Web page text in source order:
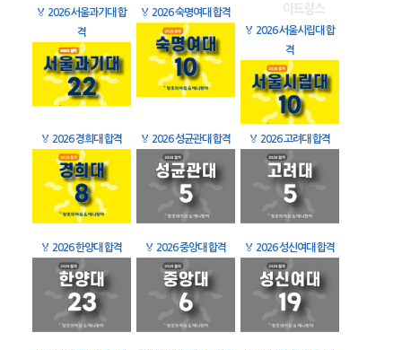
🏅 2026 서울과기대 합
격
🏅 2026 숙명여대 합격
🏅 2026 서울시립대 합
격
🏅 2026 경희대 합격 🏅 2026 성균관대 합격 🏅 2026 고려대 합격
🏅 2026 한양대 합격 🏅 2026 중앙대 합격 🏅 2026 성신여대 합격